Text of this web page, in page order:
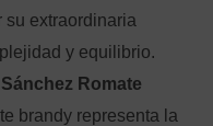
su extraordinaria
y equilibrio.
Sánchez Romate
brandy representa la